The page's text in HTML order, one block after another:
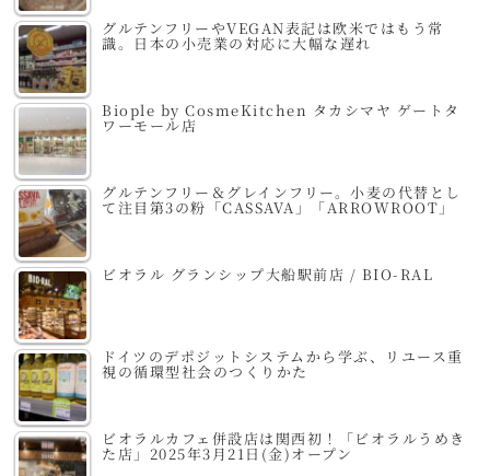
グルテンフリーやVEGAN表記は欧米ではもう常
識。日本の小売業の対応に大幅な遅れ
Biople by CosmeKitchen タカシマヤ ゲートタ
ワーモール店
グルテンフリー＆グレインフリー。小麦の代替とし
て注目第3の粉「CASSAVA」「ARROWROOT」
ビオラル グランシップ大船駅前店 / BIO-RAL
ドイツのデポジットシステムから学ぶ、リユース重
視の循環型社会のつくりかた
ビオラルカフェ併設店は関西初！「ビオラルうめき
た店」2025年3月21日(金)オープン